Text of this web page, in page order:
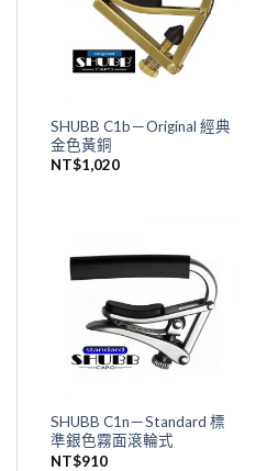
SHUBB C1b－Original 經典
金色黃銅
NT$1,020
SHUBB C1n－Standard 標
準銀色霧面滾輪式
NT$910